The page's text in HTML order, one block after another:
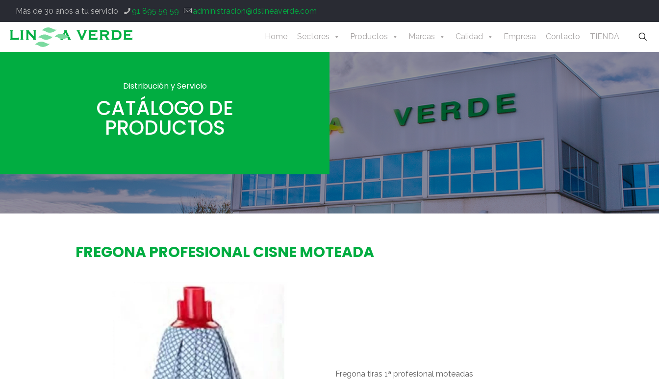
Más de 30 años a tu servicio 91 895 59 59 administracion@dslineaverde.com
Home Sectores Productos Marcas Calidad Empresa Contacto TIENDA
Distribución y Servicio
CATÁLOGO DE
PRODUCTOS
FREGONA PROFESIONAL CISNE MOTEADA
Fregona tiras 1ª profesional moteadas